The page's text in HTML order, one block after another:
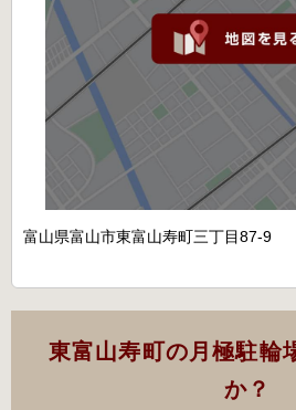
富山県富山市東富山寿町三丁目87-9
東富山寿町の月極駐輪
か？